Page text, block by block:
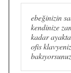
ebeğinizin
kendinize
kadar
ofis